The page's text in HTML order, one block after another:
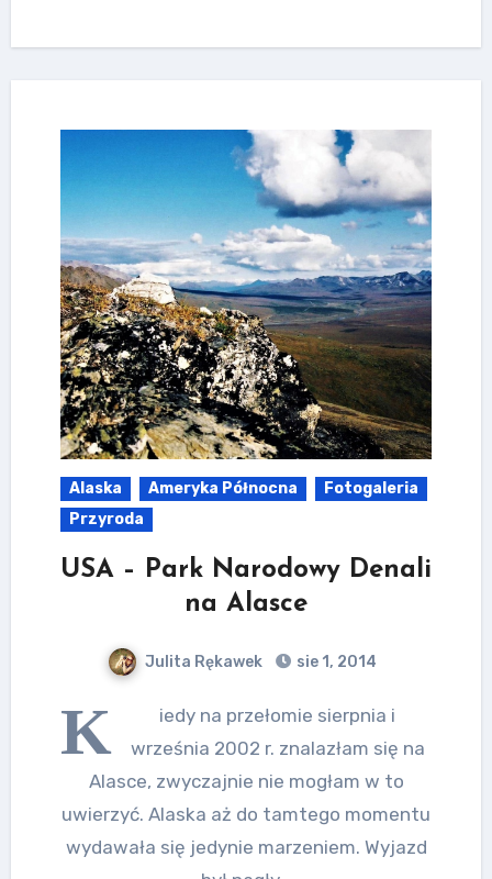
Alaska Ameryka Północna
Fotogaleria
Przyroda
USA – Park Narodowy Denali
na Alasce
Julita Rękawek sie 1, 2014
K
iedy na przełomie sierpnia i
września 2002 r. znalazłam się na
Alasce, zwyczajnie nie mogłam w to
uwierzyć. Alaska aż do tamtego momentu
wydawała się jedynie marzeniem. Wyjazd